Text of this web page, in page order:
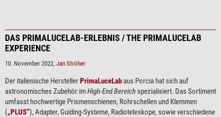
DAS PRIMALUCELAB-ERLEBNIS / THE PRIMALUCELAB
EXPERIENCE
10. November 2022, Jan Ströher
Der italienische HerstellerPrimaLuceLab aus Porcia hat sich auf
astronomisches Zubehör imHigh-End Bereich spezialisiert. Das Sortiment
umfasst hochwertige Prismenschienen, Rohrschellen und Klemmen
(„PLUS“), Adapter, Guiding-Systeme, Radioteleskope, sowie verschiedene